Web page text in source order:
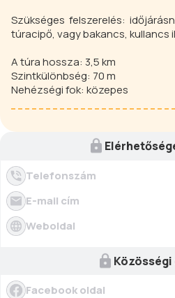
Szükséges felszerelés:
túracipő, vagy bakancs, kullancs
A túra hossza: 3,5 km
Szintkülönbség: 70 m
Nehézségi fok: közepes
Telefonszám
E-mail cím
Weboldal
Facebook oldal